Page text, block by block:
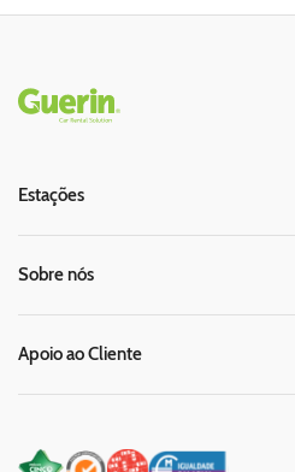
Rodapé
Estações
Sobre nós
Apoio ao Cliente